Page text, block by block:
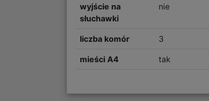
wyjście na
słuchawki
nie
liczba komór 3
mieści A4 tak